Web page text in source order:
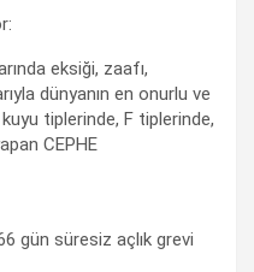
eksiği, zaafı,
dünyanın en onurlu ve
tiplerinde, F tiplerinde,
CEPHE
gün süresiz açlık grevi